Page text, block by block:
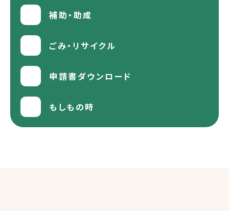
補助・助成
ごみ・リサイクル
申請書ダウンロード
もしもの時